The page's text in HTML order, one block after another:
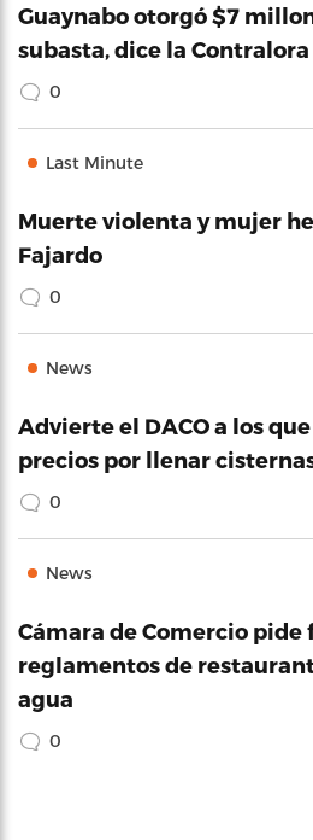
Guaynabo otorgó $7
subasta, dice la Contralora
0
Last Minute
Muerte violenta y mujer
Fajardo
0
News
Advierte el DACO a los
precios por llenar
0
News
Cámara de Comercio
reglamentos de
agua
0